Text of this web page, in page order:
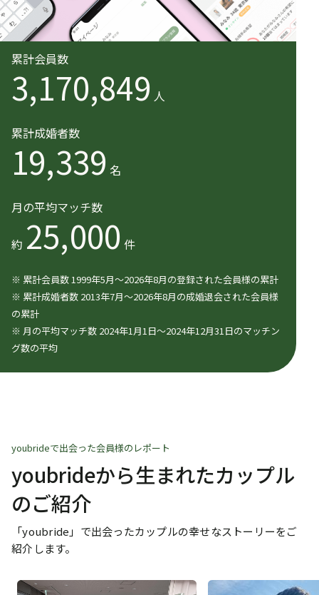
累計会員数
3,170,849 人
累計成婚者数
19,339 名
月の平均マッチ数
約 25,000 件
※ 累計会員数 1999年5月〜2026年8月の登録された会員様の累計
※ 累計成婚者数 2013年7月〜2026年8月の成婚退会された会員様
の累計
※ 月の平均マッチ数 2024年1月1日〜2024年12月31日のマッチン
グ数の平均
youbrideで出会った会員様のレポート
youbrideから生まれたカップル
のご紹介
「youbride」で出会ったカップルの幸せなストーリーをご
紹介します。